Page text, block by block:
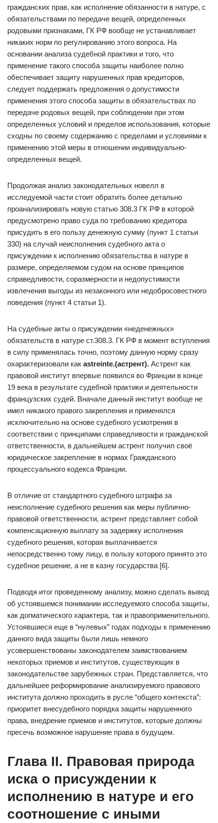
гражданских прав, как исполнение обязанности в натуре, с
обязательствами по передаче вещей, определенных
родовыми признаками, ГК РФ вообще не устанавливает
никаких норм по регулированию этого вопроса. На
основании анализа судебной практики и того, что
применение такого способа защиты наиболее полно
обеспечивает защиту нарушенных прав кредиторов,
следует поддержать предложения о допустимости
применения этого способа защиты в обязательствах по
передаче родовых вещей, при соблюдении при этом
определенных условий и пределов использования, которые
сходны по своему содержанию с пределами и условиями к
применению этой меры в отношении индивидуально-
определенных вещей.
Продолжая анализ законодательных новелл в
исследуемой части стоит обратить более детально
проанализировать новую статью 308.3 ГК РФ в которой
предусмотрено право суда по требованию кредитора
присудить в его пользу денежную сумму (пункт 1 статьи
330) на случай неисполнения судебного акта о
присуждении к исполнению обязательства в натуре в
размере, определяемом судом на основе принципов
справедливости, соразмерности и недопустимости
извлечения выгоды из незаконного или недобросовестного
поведения (пункт 4 статьи 1).
На судебные акты о присуждении «неденежных»
обязательств в натуре ст.308.3. ГК РФ в момент вступления
в силу применялась точно, поэтому данную норму сразу
охарактеризовали как astreinte.(астрент). Астрент как
правовой институт впервые появился во Франции в конце
19 века в результате судебной практики и деятельности
французских судей. Вначале данный институт вообще не
имел никакого правого закрепления и применялся
исключительно на основе судебного усмотрения в
соответствии с принципами справедливости и гражданской
ответственности, в дальнейшем астрент получил своё
юридическое закрепление в нормах Гражданского
процессуального кодекса Франции.
В отличие от стандартного судебного штрафа за
неисполнение судебного решения как меры публично-
правовой ответственности, астрент представляет собой
компенсационную выплату за задержку исполнения
судебного решения, которая выплачивается
непосредственно тому лицу, в пользу которого принято это
судебное решение, а не в казну государства [6].
Подводя итог проведенному анализу, можно сделать вывод
об устоявшемся понимании исследуемого способа защиты,
как догматического характера, так и правоприменительного.
Устоявшиеся еще в “нулевых” годах подходы к применению
данного вида защиты были лишь немного
усовершенствованы законодателем заимствованием
некоторых приемов и институтов, существующих в
законодательстве зарубежных стран. Представляется, что
дальнейшее реформирование анализируемого правового
института должно проходить в русле “общего контекста”:
приоритет внесудебного порядка защиты нарушенного
права, внедрение приемов и институтов, которые должны
пресечь возможное нарушение права в будущем.
Глава II. Правовая природа
иска о присуждении к
исполнению в натуре и его
соотношение с иными